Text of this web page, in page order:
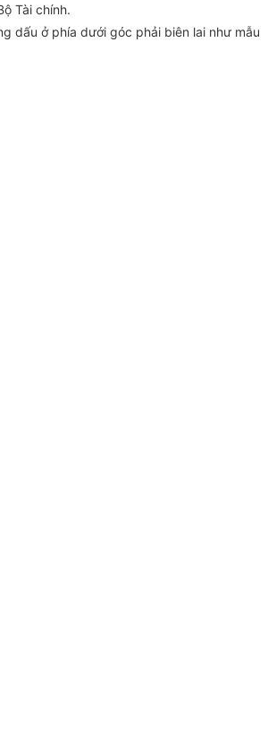
Tài chính.
dấu ở phía dưới góc phải biên lai như mẫu